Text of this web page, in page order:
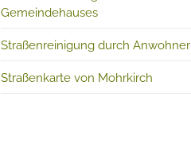
Gemeindehauses
Straßenreinigung durch Anwohner
Straßenkarte von Mohrkirch